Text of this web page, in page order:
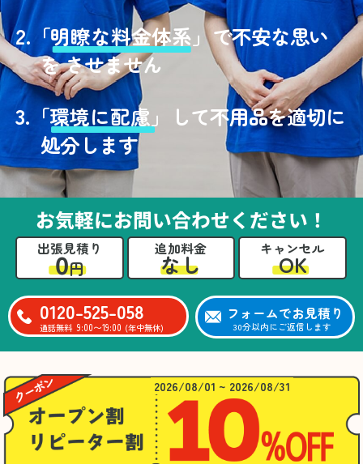
2.「明瞭な料金体系」で不安な思い
を させません
3. 「環境に配慮」
して不用品を適切に
処分します
お気軽にお問い合わせください！
出張見積り
0円
追加料金
なし
キャンセル
OK
0120-525-058
通話無料 9:00〜19:00 (年中無休)
フォームでお見積り
30分以内にご返信します
2026/08/01 ~ 2026/08/31